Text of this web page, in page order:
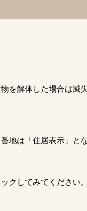
を解体した場合は滅
地は「住居表示」と
クしてみてください